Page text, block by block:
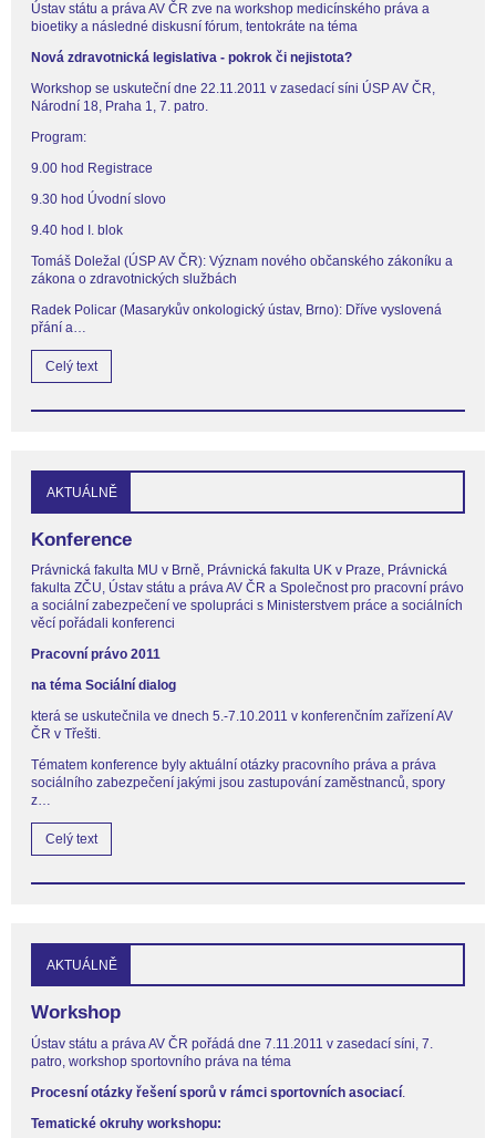
Ústav státu a práva AV ČR zve na workshop medicínského práva a
bioetiky a následné diskusní fórum, tentokráte na téma
Nová zdravotnická legislativa - pokrok či nejistota?
Workshop se uskuteční dne 22.11.2011 v zasedací síni ÚSP AV ČR,
Národní 18, Praha 1, 7. patro.
Program:
9.00 hod Registrace
9.30 hod Úvodní slovo
9.40 hod I. blok
Tomáš Doležal (ÚSP AV ČR): Význam nového občanského zákoníku a
zákona o zdravotnických službách
Radek Policar (Masarykův onkologický ústav, Brno): Dříve vyslovená
přání a…
Celý text
AKTUÁLNĚ
Konference
Právnická fakulta MU v Brně, Právnická fakulta UK v Praze, Právnická
fakulta ZČU, Ústav státu a práva AV ČR a Společnost pro pracovní právo
a sociální zabezpečení ve spolupráci s Ministerstvem práce a sociálních
věcí pořádali konferenci
Pracovní právo 2011
na téma Sociální dialog
která se uskutečnila ve dnech 5.-7.10.2011 v konferenčním zařízení AV
ČR v Třešti.
Tématem konference byly aktuální otázky pracovního práva a práva
sociálního zabezpečení jakými jsou zastupování zaměstnanců, spory
z…
Celý text
AKTUÁLNĚ
Workshop
Ústav státu a práva AV ČR pořádá dne 7.11.2011 v zasedací síni, 7.
patro, workshop sportovního práva na téma
Procesní otázky řešení sporů v rámci sportovních asociací.
Tematické okruhy workshopu: